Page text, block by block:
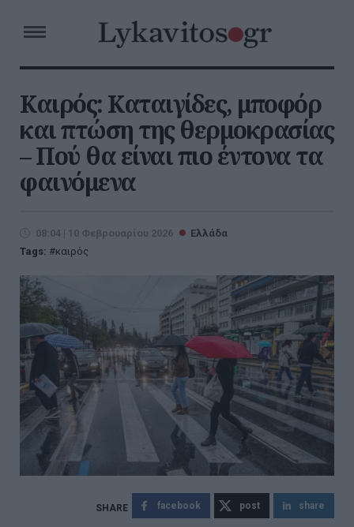
Καιρός: Καταιγίδες, μποφόρ
και πτώση της θερμοκρασίας
– Πού θα είναι πιο έντονα τα
φαινόμενα
08:04 | 10 Φεβρουαρίου 2026
Ελλάδα
Tags:
καιρός
facebook post share